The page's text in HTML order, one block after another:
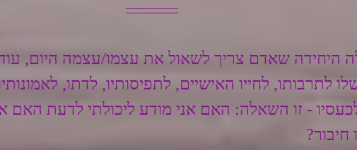
היחידה שאדם צריך לשאול את עצמו/עצמה היום, עוד
לתרבותו, לחייו האישיים, לתפיסותיו, לדתו,
- זו השאלה: האם אני מודע ליכולתי לדעת האם
חיבור?